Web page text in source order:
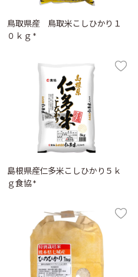
鳥取県産 鳥取米こしひかり１
０ｋｇ *
島根県産仁多米こしひかり５ｋ
ｇ食協 *